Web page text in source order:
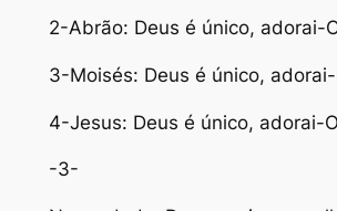
2-Abrão: Deus é único, adorai-
3-Moisés: Deus é único,
4-Jesus: Deus é único, adorai-O
-3-